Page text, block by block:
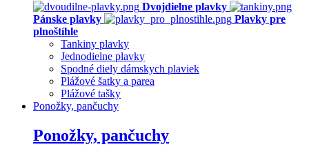
Dvojdielne plavky
Pánske plavky
Plavky pre
plnoštíhle
Tankiny plavky
Jednodielne plavky
Spodné diely dámskych plaviek
Plážové šatky a parea
Plážové tašky
Ponožky, pančuchy
Ponožky, pančuchy